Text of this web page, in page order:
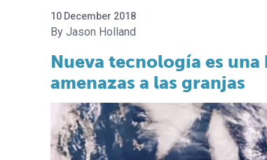
10 December 2018
Jason Holland
Nueva tecnología es
amenazas a las granjas